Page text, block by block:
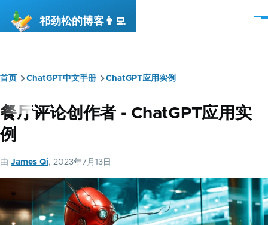
祁劲松的博客👨‍💻
菜
面
包
屑
首页 ChatGPT中文手册 ChatGPT应用实例
餐厅评论创作者 - ChatGPT应用实
例
由 James Qi, 2023年7月13日